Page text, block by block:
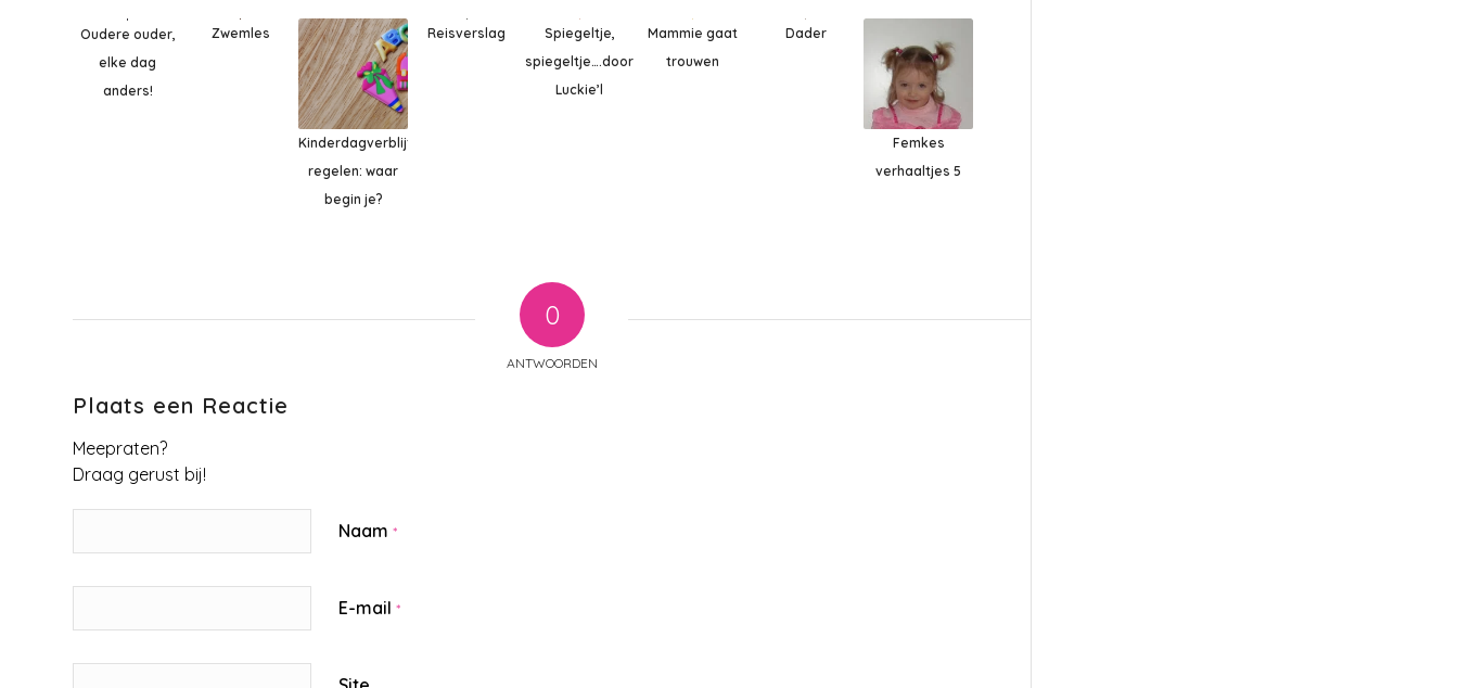
Oudere ouder,
elke dag
anders!
Zwemles
Kinderdagverblijf
regelen: waar
begin je?
Reisverslag
Spiegeltje,
spiegeltje….door
Luckie’l
Mammie gaat
trouwen
Dader
Femkes
verhaaltjes 5
0
ANTWOORDEN
Plaats een Reactie
Meepraten?
Draag gerust bij!
Naam *
E-mail *